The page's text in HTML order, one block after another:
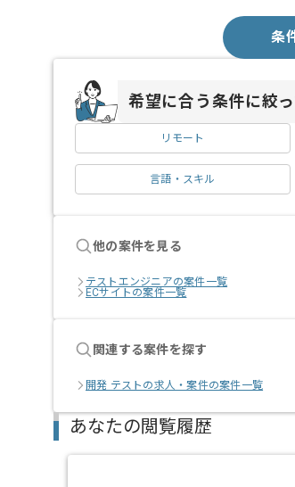
条
希望に合う条件に絞
リモート
言語・スキル
他の案件を見る
テストエンジニアの案件一覧
ECサイトの案件一覧
関連する案件を探す
開発 テストの求人・案件の案件一覧
あなたの閲覧履歴